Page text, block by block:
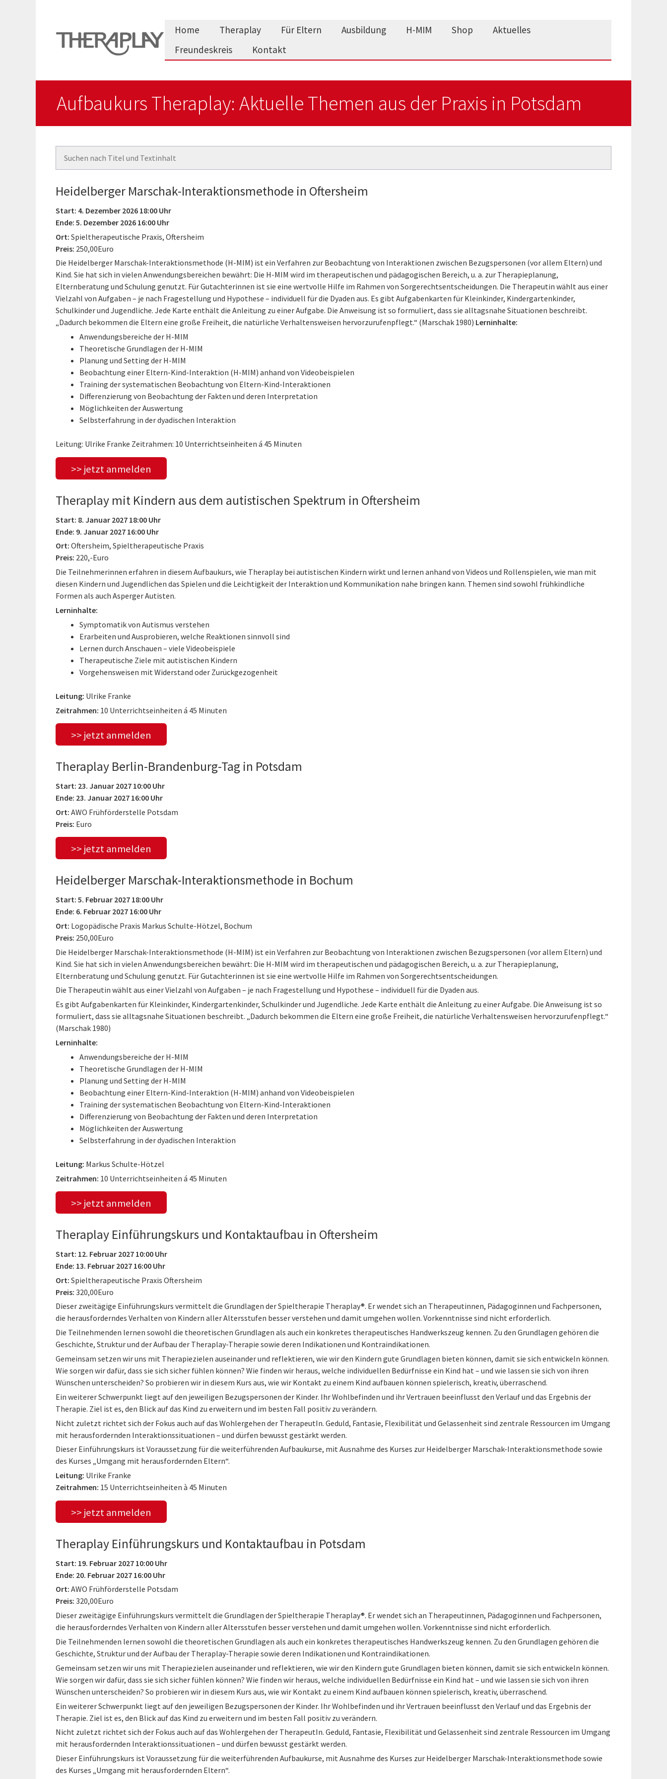
Home Theraplay Für Eltern Ausbildung H-MIM Shop
Aktuelles
Freundeskreis
Kontakt
Aufbaukurs Theraplay: Aktuelle Themen aus der Praxis in Potsdam
Heidelberger Marschak-Interaktionsmethode in Oftersheim
Start: 4. Dezember 2026 18:00 Uhr
Ende: 5. Dezember 2026 16:00 Uhr
Ort: Spieltherapeutische Praxis, Oftersheim
Preis: 250,00Euro
Die Heidelberger Marschak-Interaktionsmethode (H-MIM) ist ein Verfahren zur Beobachtung von Interaktionen zwischen Bezugspersonen (vor allem Eltern) und
Kind. Sie hat sich in vielen Anwendungsbereichen bewährt: Die H-MIM wird im therapeutischen und pädagogischen Bereich, u. a. zur Therapieplanung,
Elternberatung und Schulung genutzt. Für Gutachterinnen ist sie eine wertvolle Hilfe im Rahmen von Sorgerechtsentscheidungen. Die Therapeutin wählt aus einer
Vielzahl von Aufgaben – je nach Fragestellung und Hypothese – individuell für die Dyaden aus. Es gibt Aufgabenkarten für Kleinkinder, Kindergartenkinder,
Schulkinder und Jugendliche. Jede Karte enthält die Anleitung zu einer Aufgabe. Die Anweisung ist so formuliert, dass sie alltagsnahe Situationen beschreibt.
„Dadurch bekommen die Eltern eine große Freiheit, die natürliche Verhaltensweisen hervorzurufenpflegt.“ (Marschak 1980) Lerninhalte:
Anwendungsbereiche der H-MIM
Theoretische Grundlagen der H-MIM
Planung und Setting der H-MIM
Beobachtung einer Eltern-Kind-Interaktion (H-MIM) anhand von Videobeispielen
Training der systematischen Beobachtung von Eltern-Kind-Interaktionen
Differenzierung von Beobachtung der Fakten und deren Interpretation
Möglichkeiten der Auswertung
Selbsterfahrung in der dyadischen Interaktion
Leitung: Ulrike Franke Zeitrahmen: 10 Unterrichtseinheiten á 45 Minuten
>> jetzt anmelden
Theraplay mit Kindern aus dem autistischen Spektrum in Oftersheim
Start: 8. Januar 2027 18:00 Uhr
Ende: 9. Januar 2027 16:00 Uhr
Ort: Oftersheim, Spieltherapeutische Praxis
Preis: 220,-Euro
Die Teilnehmerinnen erfahren in diesem Aufbaukurs, wie Theraplay bei autistischen Kindern wirkt und lernen anhand von Videos und Rollenspielen, wie man mit
diesen Kindern und Jugendlichen das Spielen und die Leichtigkeit der Interaktion und Kommunikation nahe bringen kann. Themen sind sowohl frühkindliche
Formen als auch Asperger Autisten.
Lerninhalte:
Symptomatik von Autismus verstehen
Erarbeiten und Ausprobieren, welche Reaktionen sinnvoll sind
Lernen durch Anschauen – viele Videobeispiele
Therapeutische Ziele mit autistischen Kindern
Vorgehensweisen mit Widerstand oder Zurückgezogenheit
Leitung: Ulrike Franke
Zeitrahmen: 10 Unterrichtseinheiten á 45 Minuten
>> jetzt anmelden
Theraplay Berlin-Brandenburg-Tag in Potsdam
Start: 23. Januar 2027 10:00 Uhr
Ende: 23. Januar 2027 16:00 Uhr
Ort: AWO Frühförderstelle Potsdam
Preis: Euro
>> jetzt anmelden
Heidelberger Marschak-Interaktionsmethode in Bochum
Start: 5. Februar 2027 18:00 Uhr
Ende: 6. Februar 2027 16:00 Uhr
Ort: Logopädische Praxis Markus Schulte-Hötzel, Bochum
Preis: 250,00Euro
Die Heidelberger Marschak-Interaktionsmethode (H-MIM) ist ein Verfahren zur Beobachtung von Interaktionen zwischen Bezugspersonen (vor allem Eltern) und
Kind. Sie hat sich in vielen Anwendungsbereichen bewährt: Die H-MIM wird im therapeutischen und pädagogischen Bereich, u. a. zur Therapieplanung,
Elternberatung und Schulung genutzt. Für Gutachterinnen ist sie eine wertvolle Hilfe im Rahmen von Sorgerechtsentscheidungen.
Die Therapeutin wählt aus einer Vielzahl von Aufgaben – je nach Fragestellung und Hypothese – individuell für die Dyaden aus.
Es gibt Aufgabenkarten für Kleinkinder, Kindergartenkinder, Schulkinder und Jugendliche. Jede Karte enthält die Anleitung zu einer Aufgabe. Die Anweisung ist so
formuliert, dass sie alltagsnahe Situationen beschreibt. „Dadurch bekommen die Eltern eine große Freiheit, die natürliche Verhaltensweisen hervorzurufenpflegt.“
(Marschak 1980)
Lerninhalte:
Anwendungsbereiche der H-MIM
Theoretische Grundlagen der H-MIM
Planung und Setting der H-MIM
Beobachtung einer Eltern-Kind-Interaktion (H-MIM) anhand von Videobeispielen
Training der systematischen Beobachtung von Eltern-Kind-Interaktionen
Differenzierung von Beobachtung der Fakten und deren Interpretation
Möglichkeiten der Auswertung
Selbsterfahrung in der dyadischen Interaktion
Leitung: Markus Schulte-Hötzel
Zeitrahmen: 10 Unterrichtseinheiten á 45 Minuten
>> jetzt anmelden
Theraplay Einführungskurs und Kontaktaufbau in Oftersheim
Start: 12. Februar 2027 10:00 Uhr
Ende: 13. Februar 2027 16:00 Uhr
Ort: Spieltherapeutische Praxis Oftersheim
Preis: 320,00Euro
Dieser zweitägige Einführungskurs vermittelt die Grundlagen der Spieltherapie Theraplay®. Er wendet sich an Therapeutinnen, Pädagoginnen und Fachpersonen,
die herausforderndes Verhalten von Kindern aller Altersstufen besser verstehen und damit umgehen wollen. Vorkenntnisse sind nicht erforderlich.
Die Teilnehmenden lernen sowohl die theoretischen Grundlagen als auch ein konkretes therapeutisches Handwerkszeug kennen. Zu den Grundlagen gehören die
Geschichte, Struktur und der Aufbau der Theraplay-Therapie sowie deren Indikationen und Kontraindikationen.
Gemeinsam setzen wir uns mit Therapiezielen auseinander und reflektieren, wie wir den Kindern gute Grundlagen bieten können, damit sie sich entwickeln können.
Wie sorgen wir dafür, dass sie sich sicher fühlen können? Wie finden wir heraus, welche individuellen Bedürfnisse ein Kind hat – und wie lassen sie sich von ihren
Wünschen unterscheiden? So probieren wir in diesem Kurs aus, wie wir Kontakt zu einem Kind aufbauen können spielerisch, kreativ, überraschend.
Ein weiterer Schwerpunkt liegt auf den jeweiligen Bezugspersonen der Kinder. Ihr Wohlbefinden und ihr Vertrauen beeinflusst den Verlauf und das Ergebnis der
Therapie. Ziel ist es, den Blick auf das Kind zu erweitern und im besten Fall positiv zu verändern.
Nicht zuletzt richtet sich der Fokus auch auf das Wohlergehen der TherapeutIn. Geduld, Fantasie, Flexibilität und Gelassenheit sind zentrale Ressourcen im Umgang
mit herausfordernden Interaktionssituationen – und dürfen bewusst gestärkt werden.
Dieser Einführungskurs ist Voraussetzung für die weiterführenden Aufbaukurse, mit Ausnahme des Kurses zur Heidelberger Marschak-Interaktionsmethode sowie
des Kurses „Umgang mit herausfordernden Eltern“.
Leitung: Ulrike Franke
Zeitrahmen: 15 Unterrichtseinheiten à 45 Minuten
>> jetzt anmelden
Theraplay Einführungskurs und Kontaktaufbau in Potsdam
Start: 19. Februar 2027 10:00 Uhr
Ende: 20. Februar 2027 16:00 Uhr
Ort: AWO Frühförderstelle Potsdam
Preis: 320,00Euro
Dieser zweitägige Einführungskurs vermittelt die Grundlagen der Spieltherapie Theraplay®. Er wendet sich an Therapeutinnen, Pädagoginnen und Fachpersonen,
die herausforderndes Verhalten von Kindern aller Altersstufen besser verstehen und damit umgehen wollen. Vorkenntnisse sind nicht erforderlich.
Die Teilnehmenden lernen sowohl die theoretischen Grundlagen als auch ein konkretes therapeutisches Handwerkszeug kennen. Zu den Grundlagen gehören die
Geschichte, Struktur und der Aufbau der Theraplay-Therapie sowie deren Indikationen und Kontraindikationen.
Gemeinsam setzen wir uns mit Therapiezielen auseinander und reflektieren, wie wir den Kindern gute Grundlagen bieten können, damit sie sich entwickeln können.
Wie sorgen wir dafür, dass sie sich sicher fühlen können? Wie finden wir heraus, welche individuellen Bedürfnisse ein Kind hat – und wie lassen sie sich von ihren
Wünschen unterscheiden? So probieren wir in diesem Kurs aus, wie wir Kontakt zu einem Kind aufbauen können spielerisch, kreativ, überraschend.
Ein weiterer Schwerpunkt liegt auf den jeweiligen Bezugspersonen der Kinder. Ihr Wohlbefinden und ihr Vertrauen beeinflusst den Verlauf und das Ergebnis der
Therapie. Ziel ist es, den Blick auf das Kind zu erweitern und im besten Fall positiv zu verändern.
Nicht zuletzt richtet sich der Fokus auch auf das Wohlergehen der TherapeutIn. Geduld, Fantasie, Flexibilität und Gelassenheit sind zentrale Ressourcen im Umgang
mit herausfordernden Interaktionssituationen – und dürfen bewusst gestärkt werden.
Dieser Einführungskurs ist Voraussetzung für die weiterführenden Aufbaukurse, mit Ausnahme des Kurses zur Heidelberger Marschak-Interaktionsmethode sowie
des Kurses „Umgang mit herausfordernden Eltern“.